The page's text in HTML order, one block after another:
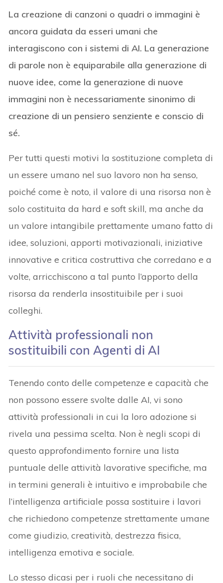
La creazione di canzoni o quadri o immagini è
ancora guidata da esseri umani che
interagiscono con i sistemi di AI. La generazione
di parole non è equiparabile alla generazione di
nuove idee, come la generazione di nuove
immagini non è necessariamente sinonimo di
creazione di un pensiero senziente e conscio di
sé.
Per tutti questi motivi la sostituzione completa di
un essere umano nel suo lavoro non ha senso,
poiché come è noto, il valore di una risorsa non è
solo costituita da hard e soft skill, ma anche da
un valore intangibile prettamente umano fatto di
idee, soluzioni, apporti motivazionali, iniziative
innovative e critica costruttiva che corredano e a
volte, arricchiscono a tal punto l’apporto della
risorsa da renderla insostituibile per i suoi
colleghi.
Attività professionali non
sostituibili con Agenti di AI
Tenendo conto delle competenze e capacità che
non possono essere svolte dalle AI, vi sono
attività professionali in cui la loro adozione si
rivela una pessima scelta. Non è negli scopi di
questo approfondimento fornire una lista
puntuale delle attività lavorative specifiche, ma
in termini generali è intuitivo e improbabile che
l’intelligenza artificiale possa sostituire i lavori
che richiedono competenze strettamente umane
come giudizio, creatività, destrezza fisica,
intelligenza emotiva e sociale.
Lo stesso dicasi per i ruoli che necessitano di